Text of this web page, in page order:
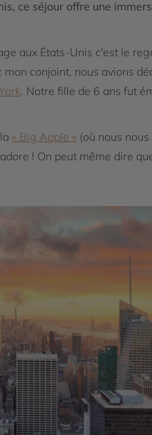
ce séjour offre une
aux États-Unis c'est le
conjoint, nous avions
. Notre fille de 6 ans fut
« Big Apple » (où nous
! On peut même dire